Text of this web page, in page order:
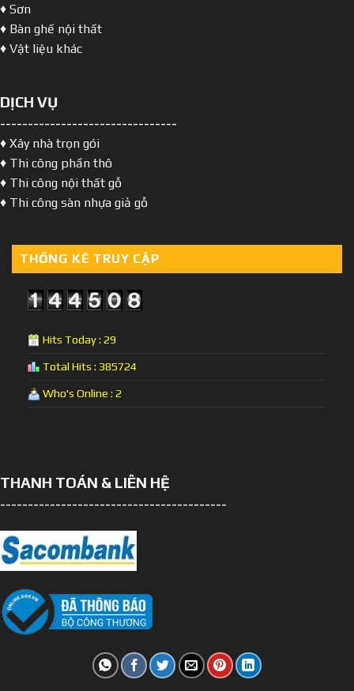
♦ Sơn
♦ Bàn ghế nội thất
♦ Vật liệu khác
DỊCH VỤ
--------------------------------
♦ Xây nhà trọn gói
♦ Thi công phần thô
♦ Thi công nội thất gỗ
♦ Thi công sàn nhựa giả gỗ
THỐNG KÊ TRUY CẬP
Hits Today : 29
Total Hits : 385724
Who's Online : 2
THANH TOÁN & LIÊN HỆ
-----------------------------------------